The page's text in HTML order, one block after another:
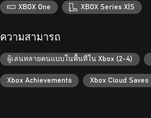
XBOX One XBOX Series X|S
ความสามารถ
ผู้เล่นหลายคนแบบในพื้นที่ใน Xbox (2-4)
Xbox Achievements Xbox Cloud Saves